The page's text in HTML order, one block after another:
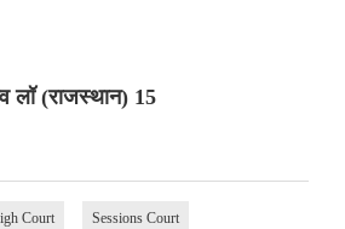
लॉ (राजस्थान) 15
Court Sessions Court